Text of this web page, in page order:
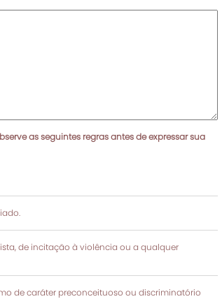
as seguintes regras antes de expressar sua
de incitação à violência ou a qualquer
de caráter preconceituoso ou discriminatório